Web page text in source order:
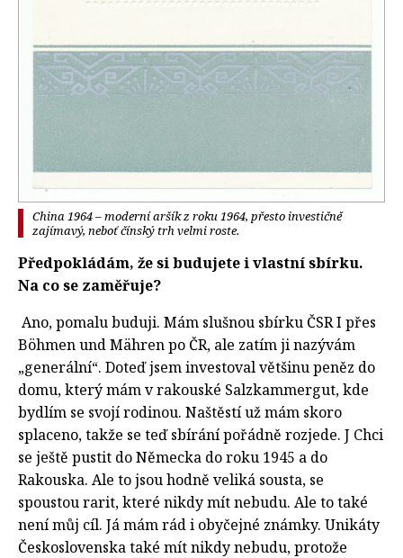
China 1964 – moderní aršík z roku 1964, přesto investičně
zajímavý, neboť čínský trh velmi roste.
Předpokládám, že si budujete i vlastní sbírku.
Na co se zaměřuje?
Ano, pomalu buduji. Mám slušnou sbírku ČSR I přes
Böhmen und Mähren po ČR, ale zatím ji nazývám
„generální“. Doteď jsem investoval většinu peněz do
domu, který mám v rakouské Salzkammergut, kde
bydlím se svojí rodinou. Naštěstí už mám skoro
splaceno, takže se teď sbírání pořádně rozjede. J Chci
se ještě pustit do Německa do roku 1945 a do
Rakouska. Ale to jsou hodně veliká sousta, se
spoustou rarit, které nikdy mít nebudu. Ale to také
není můj cíl. Já mám rád i obyčejné známky. Unikáty
Československa také mít nikdy nebudu, protože